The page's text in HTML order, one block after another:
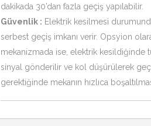
dakikada 30’dan fazla geçiş yapılabilir.
Güvenlik : Elektrik kesilmesi
serbest geçiş imkanı verir. Opsyion
mekanizmada ise, elektrik kesildiğinde
sinyal gönderilir ve kol düşürülerek
gerektiğinde mekanın hızlıca